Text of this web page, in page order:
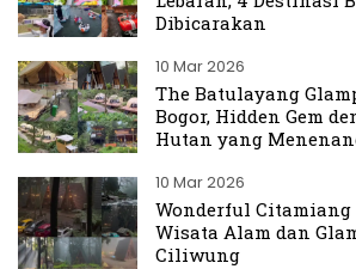
Dibicarakan
10 Mar 2026
The Batulayang
Bogor, Hidden Gem
Hutan yang
10 Mar 2026
Wonderful Citamiang
Wisata Alam dan
Ciliwung